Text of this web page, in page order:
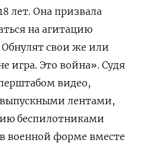
лет. Она призвала
на агитацию
Обнулят свои же или
игра. Это война». Судя
видео,
лентами,
беспилотниками
военной форме вместе